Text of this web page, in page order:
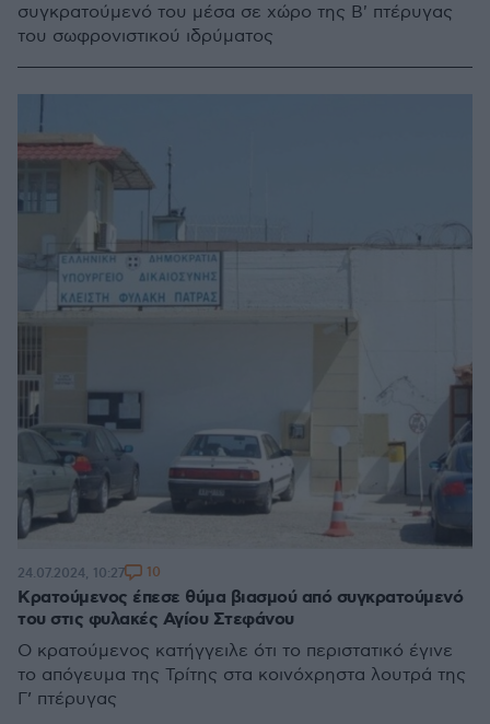
συγκρατούμενό του μέσα σε χώρο της Β' πτέρυγας
του σωφρονιστικού ιδρύματος
Κρατούμενος έπεσε θύμα βιασμού από συγκρατούμενό
του στις φυλακές Αγίου Στεφάνου
Ο κρατούμενος κατήγγειλε ότι το περιστατικό έγινε
το απόγευμα της Τρίτης στα κοινόχρηστα λουτρά της
Γ’ πτέρυγας
24.07.2024, 10:27 10